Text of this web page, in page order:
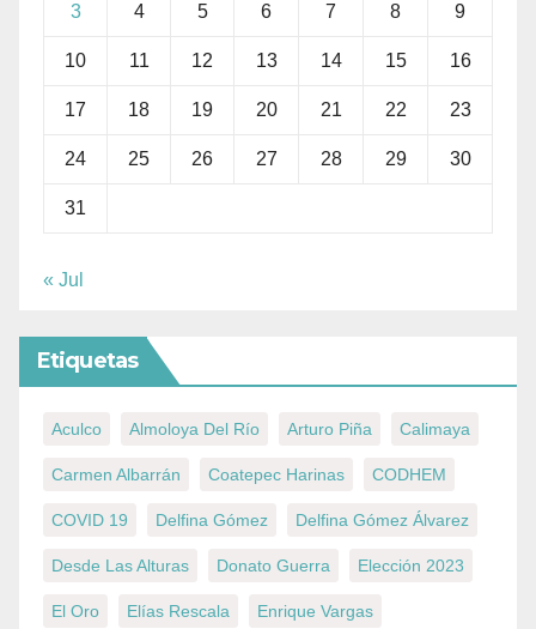
3 4 5 6 7 8 9
10 11 12 13 14 15 16
17 18 19 20 21 22 23
24 25 26 27 28 29 30
31
« Jul
Etiquetas
Aculco Almoloya Del Río Arturo Piña Calimaya
Carmen Albarrán Coatepec Harinas CODHEM
COVID 19 Delfina Gómez Delfina Gómez Álvarez
Desde Las Alturas Donato Guerra Elección 2023
El Oro Elías Rescala Enrique Vargas